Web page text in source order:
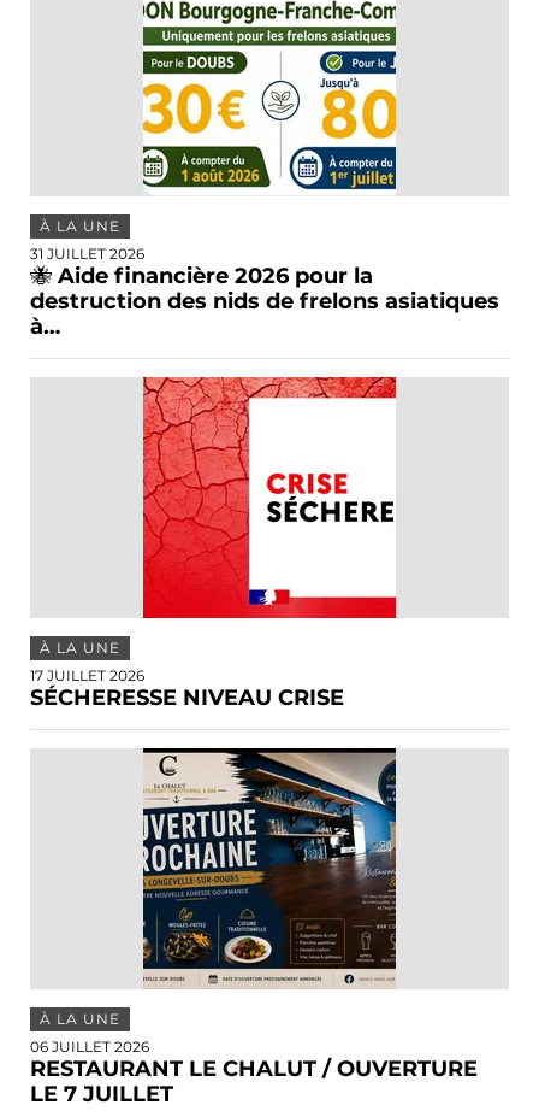
🐝 Aide financière 2026 pour la
destruction des nids de frelons asiatiques
à…
31 JUILLET 2026
À LA UNE
SÉCHERESSE NIVEAU CRISE
17 JUILLET 2026
À LA UNE
RESTAURANT LE CHALUT / OUVERTURE
LE 7 JUILLET
06 JUILLET 2026
À LA UNE